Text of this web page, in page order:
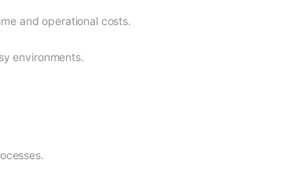
and operational costs.
environments.